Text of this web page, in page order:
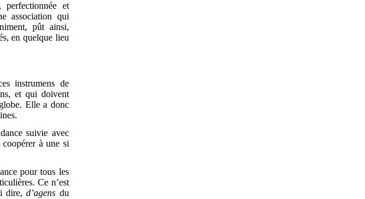
et
association qui
pût ainsi,
en quelque lieu
instrumens de
et qui doivent
Elle a donc
suivie avec
à une si
pour tous les
Ce n’est
dire,d’agens du